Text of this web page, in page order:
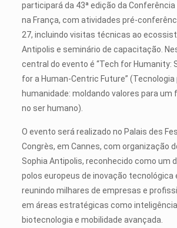
participará da 43ª edição da Conferência
na França, com atividades pré-
27, incluindo visitas técnicas ao
Antipolis e seminário de capacitação.
central do evento é “Tech for Humanity:
for a Human-Centric Future” (Tecnologia
humanidade: moldando valores para
no ser humano).
O evento será realizado no Palais des
Congrès, em Cannes, com organização
Sophia Antipolis, reconhecido como um
polos europeus de inovação tecnológica
reunindo milhares de empresas e
em áreas estratégicas como
biotecnologia e mobilidade avançada.